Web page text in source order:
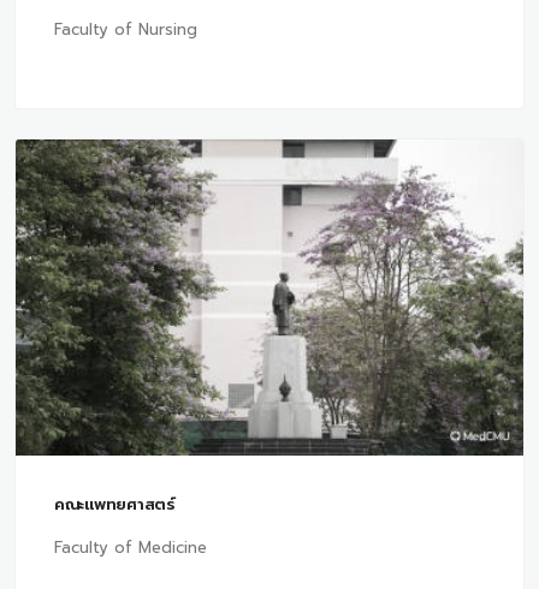
Faculty of Nursing
คณะแพทยศาสตร์
Faculty of Medicine